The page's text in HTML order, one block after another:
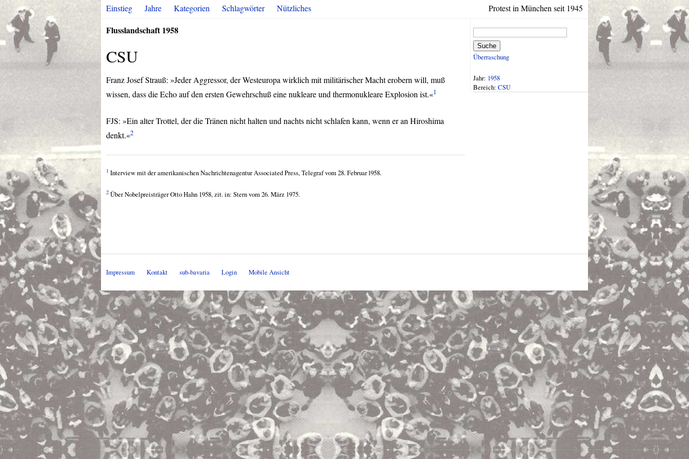
Protest in München seit 1945
Einstieg Jahre Kategorien Schlagwörter Nützliches
Flusslandschaft 1958
CSU
Franz Josef Strauß: »Jeder Aggressor, der Westeuropa wirklich mit militärischer Macht erobern will, muß
wissen, dass die Echo auf den ersten Gewehrschuß eine nukleare und thermonukleare Explosion ist.«1
FJS: »Ein alter Trottel, der die Tränen nicht halten und nachts nicht schlafen kann, wenn er an Hiroshima
denkt.«2
1 Interview mit der amerikanischen Nachrichtenagentur Associated Press, Telegraf vom 28. Februar l958.
2 Über Nobelpreisträger Otto Hahn 1958, zit. in: Stern vom 26. März 1975.
Suche
Überraschung
Jahr: 1958
Bereich: CSU
Impressum Kontakt sub-bavaria Login Mobile Ansicht